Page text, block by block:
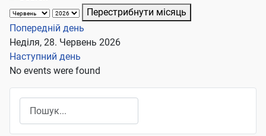
Перестрибнути місяць
Попередній день
Неділя, 28. Червень 2026
Наступний день
No events were found